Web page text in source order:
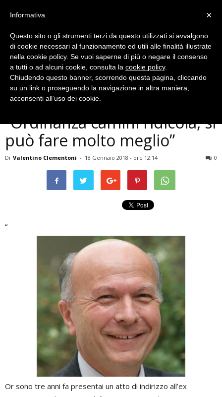
Politica
Terni, Melasecche:
“Ordinanza camini ridicola, si
può fare molto meglio”
Di Valentino Clementoni - 18 Gennaio 2018 - ore 12:14 0
“
Or sono tre anni fa presentai un atto di indirizzo all’ex
×
Informativa
Questo sito o gli strumenti terzi da questo utilizzati si avvalgono
di cookie necessari al funzionamento ed utili alle finalità illustrate
nella cookie policy. Se vuoi saperne di più o negare il consenso
a tutti o ad alcuni cookie, consulta la cookie policy.
Chiudendo questo banner, scorrendo questa pagina, cliccando
su un link o proseguendo la navigazione in altra maniera,
acconsenti all’uso dei cookie.